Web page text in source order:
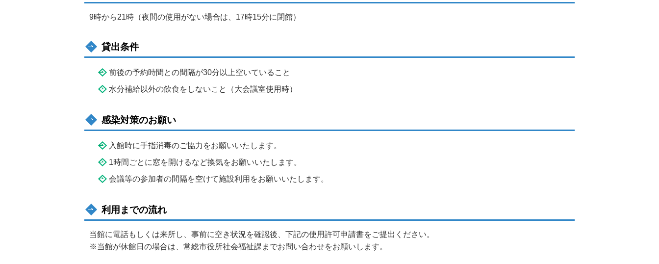
9時から21時（夜間の使用がない場合は、17時15分に閉館）
貸出条件
前後の予約時間との間隔が30分以上空いていること
水分補給以外の飲食をしないこと（大会議室使用時）
感染対策のお願い
入館時に手指消毒のご協力をお願いいたします。
1時間ごとに窓を開けるなど換気をお願いいたします。
会議等の参加者の間隔を空けて施設利用をお願いいたします。
利用までの流れ
当館に電話もしくは来所し、事前に空き状況を確認後、下記の使用許可申請書をご提出ください。
※当館が休館日の場合は、常総市役所社会福祉課までお問い合わせをお願いします。